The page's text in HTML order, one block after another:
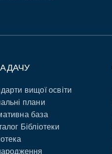
вищої освіти
плани
база
Бібліотеки